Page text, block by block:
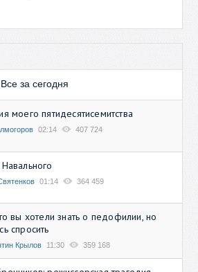
Все за сегодня
моего пятидесятисемитства
02:14 407 724
01:14 364 459
вы хотели знать о педофилии, но
спросить
Крылов 11:30 359 168